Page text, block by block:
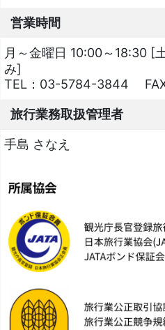
営業時間
月～金曜日 10:00～18:30 [
み]
TEL： 03-5784-3844
旅行業務取扱管理者
手島 さなえ